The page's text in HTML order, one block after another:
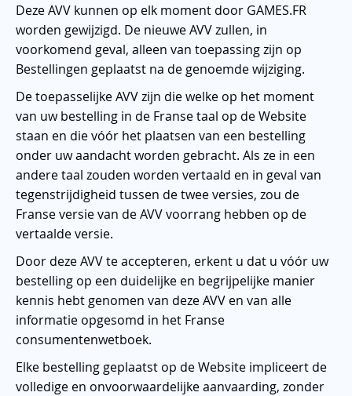
Deze AVV kunnen op elk moment door GAMES.FR
worden gewijzigd. De nieuwe AVV zullen, in
voorkomend geval, alleen van toepassing zijn op
Bestellingen geplaatst na de genoemde wijziging.
De toepasselijke AVV zijn die welke op het moment
van uw bestelling in de Franse taal op de Website
staan en die vóór het plaatsen van een bestelling
onder uw aandacht worden gebracht. Als ze in een
andere taal zouden worden vertaald en in geval van
tegenstrijdigheid tussen de twee versies, zou de
Franse versie van de AVV voorrang hebben op de
vertaalde versie.
Door deze AVV te accepteren, erkent u dat u vóór uw
bestelling op een duidelijke en begrijpelijke manier
kennis hebt genomen van deze AVV en van alle
informatie opgesomd in het Franse
consumentenwetboek.
Elke bestelling geplaatst op de Website impliceert de
volledige en onvoorwaardelijke aanvaarding, zonder